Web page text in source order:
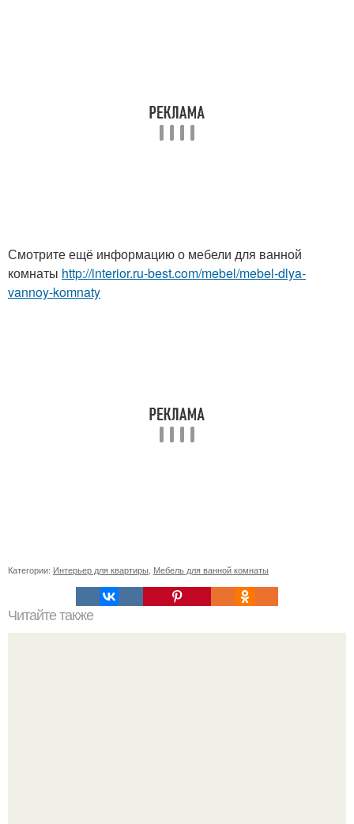
Смотрите ещё информацию о мебели для ванной
комнаты http://interior.ru-best.com/mebel/mebel-dlya-
vannoy-komnaty
Категории: Интерьер для квартиры Мебель для ванной комнаты
Читайте также